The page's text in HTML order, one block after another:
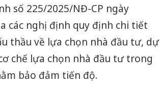
số 225/2025/NĐ-CP ngày
các nghị định quy định chi tiết
thầu về lựa chọn nhà đầu tư, dự
chế lựa chọn nhà đầu tư trong
bảo đảm tiến độ.